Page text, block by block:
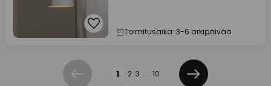
Toimitusaika: 3-6 arkipäivää
Edellinen 1 2 3 ... 10
Seuraava